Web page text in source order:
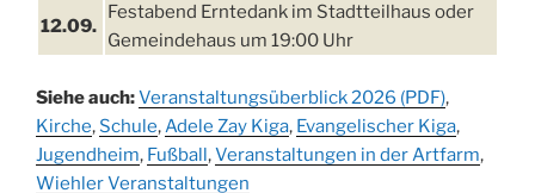
12.09.
Festabend Erntedank im Stadtteilhaus oder
Gemeindehaus um 19:00 Uhr
13.09.
Stadtteilhaus um 14:00 Uhr
19.09.
Schlagerabend im Stadtteilhaus
Drabenderhöhe
Siehe auch:Veranstaltungsüberblick 2026 (PDF),
Kirche, Schule,Adele Zay Kiga, Evangelischer Kiga,
Jugendheim, Fußball ,Veranstaltungen in der Artfarm,
Wiehler Veranstaltungen